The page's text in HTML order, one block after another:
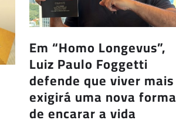
Em “Homo Longevus”,
Luiz Paulo Foggetti
defende que viver mais
exigirá uma nova forma
de encarar a vida